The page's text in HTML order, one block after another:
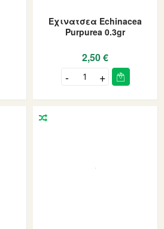
Εχινατσεα Echinacea
Purpurea 0.3gr
2,50 €